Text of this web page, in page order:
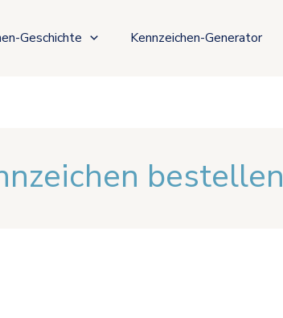
Geschichte Kennzeichen-Generator
bestellen